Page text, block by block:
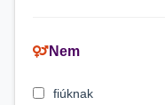
3 éves kortól
Nem
fiúknak